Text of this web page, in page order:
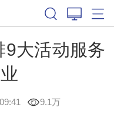
9大活动服务
9.1万